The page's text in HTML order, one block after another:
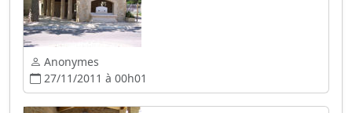
Anonymes
27/11/2011 à 00h01